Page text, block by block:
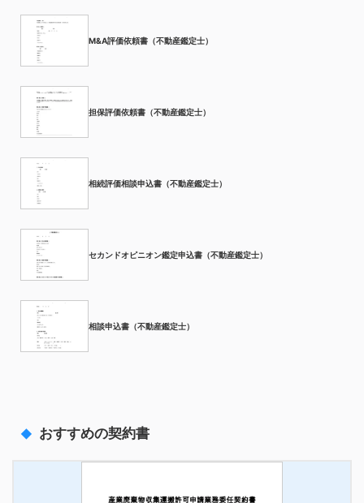
M&A評価依頼書（不動産鑑定士）
担保評価依頼書（不動産鑑定士）
相続評価相談申込書（不動産鑑定士）
セカンドオピニオン鑑定申込書（不動産鑑定士）
相談申込書（不動産鑑定士）
おすすめの契約書